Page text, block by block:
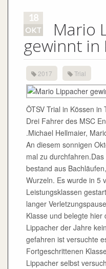
18
OKT Mario
gewinnt in
2017 Trial
ÖTSV Trial in Kössen in
Drei Fahrer des MSC
.Michael Hellmaier,
An diesem sonnigen
mal zu
bestand aus
Wurzeln. Es wurde in 5
Leistungsklassen
langer
Klasse und belegte
Lippacher der Jahre
gefahren ist versuchte
Fortgeschrittenen
Lippacher selbst